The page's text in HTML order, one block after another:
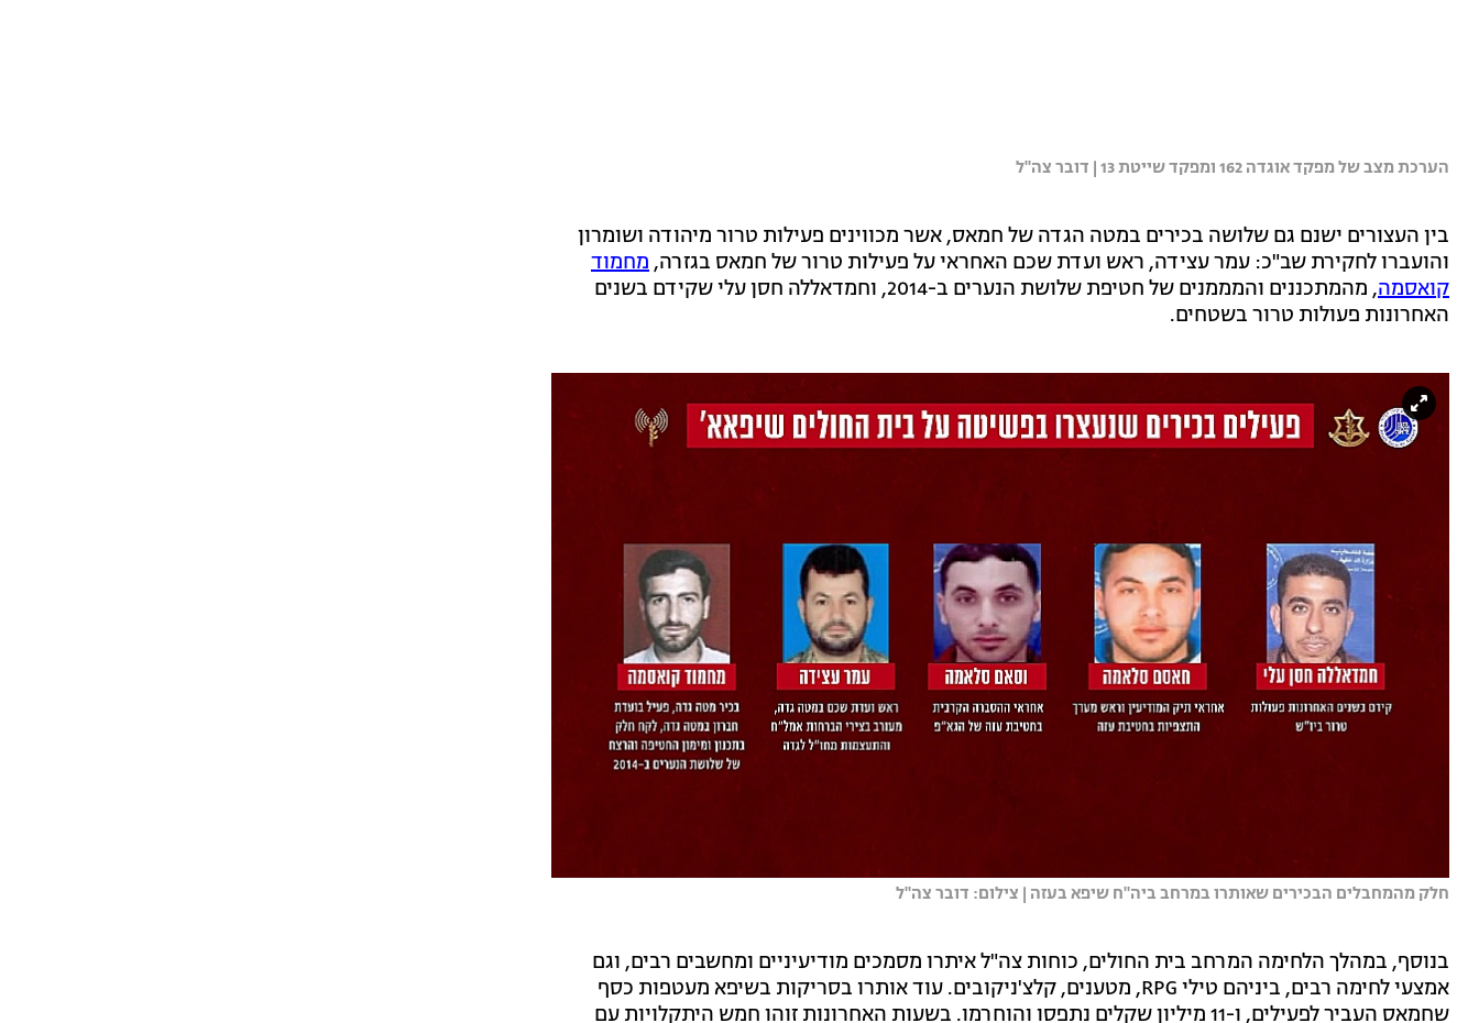
הערכת מצב של מפקד אוגדה 162 ומפקד שייטת 13 | דובר צה"ל
בין העצורים ישנם גם שלושה בכירים במטה הגדה של חמאס, אשר מכווינים פעילות טרור מיהודה ושומרון
והועברו לחקירת שב"כ: עמר עצידה, ראש ועדת שכם האחראי על פעילות טרור של חמאס בגזרה,מחמוד
קואסמה
, מהמתכננים והמממנים של חטיפת שלושת הנערים ב-2014, וחמדאללה חסן עלי שקידם בשנים
האחרונות פעולות טרור בשטחים.
חלק מהמחבלים הבכירים שאותרו במרחב ביה"ח שיפא בעזה | צילום: דובר צה"ל
בנוסף, במהלך הלחימה המרחב בית החולים, כוחות צה"ל איתרו מסמכים מודיעיניים ומחשבים רבים, וגם
אמצעי לחימה רבים, ביניהם טילי RPG, מטענים, קלצ'ניקובים. עוד אותרו בסריקות בשיפא מעטפות כסף
שחמאס העביר לפעילים, ו-11 מיליון שקלים נתפסו והוחרמו. בשעות האחרונות זוהו חמש היתקלויות עם